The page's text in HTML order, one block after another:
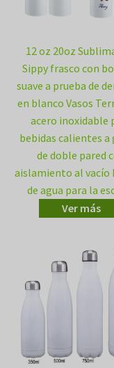
12 oz 20oz
Sippy frasco con
suave a prueba de
en blanco Vasos
acero inoxidable
bebidas calientes a
de doble pared
aislamiento al vacío
de agua para la
Ver más